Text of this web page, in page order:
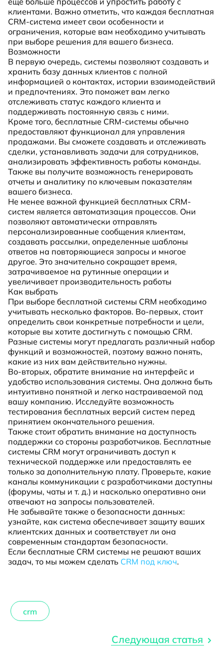
клиентами. Важно отметить, что каждая бесплатная
CRM-система имеет свои особенности и
ограничения, которые вам необходимо учитывать
при выборе решения для вашего бизнеса.
Возможности
В первую очередь, системы позволяют создавать и
хранить базу данных клиентов с полной
информацией о контактах, истории взаимодействий
и предпочтениях. Это поможет вам легко
отслеживать статус каждого клиента и
поддерживать постоянную связь с ними.
Кроме того, бесплатные CRM-системы обычно
предоставляют функционал для управления
продажами. Вы сможете создавать и отслеживать
сделки, устанавливать задачи для сотрудников,
анализировать эффективность работы команды.
Также вы получите возможность генерировать
отчеты и аналитику по ключевым показателям
вашего бизнеса.
Не менее важной функцией бесплатных CRM-
систем является автоматизация процессов. Они
позволяют автоматически отправлять
персонализированные сообщения клиентам,
создавать рассылки, определенные шаблоны
ответов на повторяющиеся запросы и многое
другое. Это значительно сокращает время,
затрачиваемое на рутинные операции и
увеличивает производительность работы
Как выбрать
При выборе бесплатной системы CRM необходимо
учитывать несколько факторов. Во-первых, стоит
определить свои конкретные потребности и цели,
которые вы хотите достигнуть с помощью CRM.
Разные системы могут предлагать различный набор
функций и возможностей, поэтому важно понять,
какие из них вам действительно нужны.
Во-вторых, обратите внимание на интерфейс и
удобство использования системы. Она должна быть
интуитивно понятной и легко настраиваемой под
вашу компанию. Исследуйте возможность
тестирования бесплатных версий систем перед
принятием окончательного решения.
Также стоит обратить внимание на доступность
поддержки со стороны разработчиков. Бесплатные
системы CRM могут ограничивать доступ к
технической поддержке или предоставлять ее
только за дополнительную плату. Проверьте, какие
каналы коммуникации с разработчиками доступны
(форумы, чаты и т. д.) и насколько оперативно они
отвечают на запросы пользователей.
Не забывайте также о безопасности данных:
узнайте, как система обеспечивает защиту ваших
клиентских данных и соответствует ли она
современным стандартам безопасности.
Если бесплатные CRM системы не решают ваших
задач, то мы можем сделать CRM под ключ.
crm
Следующая статья